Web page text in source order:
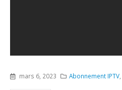
mars 6, 2023 Abonnement IPTV